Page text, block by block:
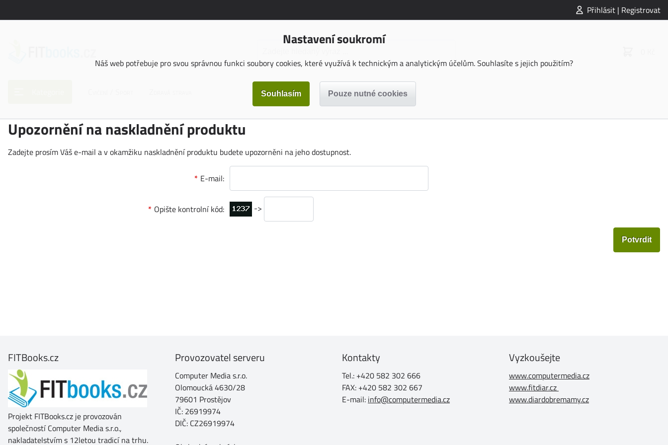
Přihlásit | Registrovat
Nastavení soukromí
Náš web potřebuje pro svou správnou funkci soubory cookies, které využívá k technickým a analytickým účelům. Souhlasíte s jejich použitím?
Upozornění na naskladnění produktu
Zadejte prosím Váš e-mail a v okamžiku naskladnění produktu budete upozorněni na jeho dostupnost.
E-mail:
Opište kontrolní kód: ->
FITBooks.cz
Projekt FITBooks.cz je provozován
společností Computer Media s.r.o.,
nakladatelstvím s 12letou tradicí na trhu.
Provozovatel serveru
Computer Media s.r.o.
Olomoucká 4630/28
79601 Prostějov
IČ: 26919974
DIČ: CZ26919974
Kontakty
Tel.: +420 582 302 666
FAX: +420 582 302 667
E-mail: info@computermedia.cz
Vyzkoušejte
www.computermedia.cz
www.fitdiar.cz
www.diardobremamy.cz